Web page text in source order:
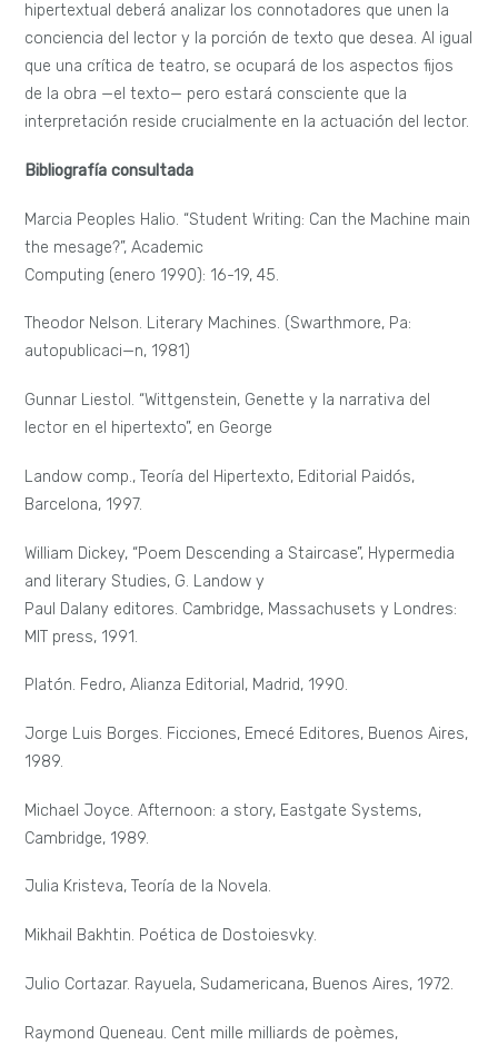
hipertextual deberá analizar los connotadores que unen la
conciencia del lector y la porción de texto que desea. Al igual
que una crítica de teatro, se ocupará de los aspectos fijos
de la obra —el texto— pero estará consciente que la
interpretación reside crucialmente en la actuación del lector.
Bibliografía consultada
Marcia Peoples Halio. “Student Writing: Can the Machine main
the mesage?”, Academic
Computing (enero 1990): 16-19, 45.
Theodor Nelson. Literary Machines. (Swarthmore, Pa:
autopublicaci—n, 1981)
Gunnar Liestol. “Wittgenstein, Genette y la narrativa del
lector en el hipertexto”, en George
Landow comp., Teoría del Hipertexto, Editorial Paidós,
Barcelona, 1997.
William Dickey, “Poem Descending a Staircase”, Hypermedia
and literary Studies, G. Landow y
Paul Dalany editores. Cambridge, Massachusets y Londres:
MIT press, 1991.
Platón. Fedro, Alianza Editorial, Madrid, 1990.
Jorge Luis Borges. Ficciones, Emecé Editores, Buenos Aires,
1989.
Michael Joyce. Afternoon: a story, Eastgate Systems,
Cambridge, 1989.
Julia Kristeva, Teoría de la Novela.
Mikhail Bakhtin. Poética de Dostoiesvky.
Julio Cortazar. Rayuela, Sudamericana, Buenos Aires, 1972.
Raymond Queneau. Cent mille milliards de poèmes,